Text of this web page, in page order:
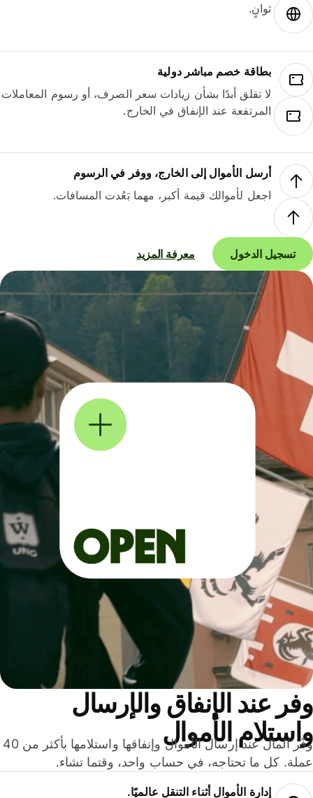
ثوانٍ.
بطاقة خصم مباشر دولية
لا تقلق أبدًا بشأن زيادات سعر الصرف، أو رسوم المعاملات
المرتفعة عند الإنفاق في الخارج.
أرسل الأموال إلى الخارج، ووفر في الرسوم
اجعل لأموالك قيمة أكبر، مهما بَعُدت المسافات.
تسجيل الدخول معرفة المزيد
عند الإنفاق والإرسال
الأموال
وفّر المال عند إرسال الأموال وإنفاقها واستلامها بأكثر من 40
كل ما تحتاجه، في حساب واحد، وقتما تشاء.
إدارة الأموال أثناء التنقل عالميًا.